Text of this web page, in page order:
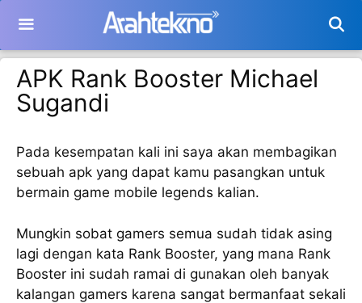
isi
APK Rank Booster Michael
Sugandi
Pada kesempatan kali ini saya akan membagikan
sebuah apk yang dapat kamu pasangkan untuk
bermain game mobile legends kalian.
Mungkin sobat gamers semua sudah tidak asing
lagi dengan kata Rank Booster, yang mana Rank
Booster ini sudah ramai di gunakan oleh banyak
kalangan gamers karena sangat bermanfaat sekali